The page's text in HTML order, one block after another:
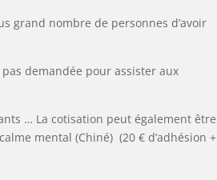
grand nombre de personnes d’avoir
demandée pour assister aux
… La cotisation peut également être
mental (Chiné) (20 € d’adhésion +